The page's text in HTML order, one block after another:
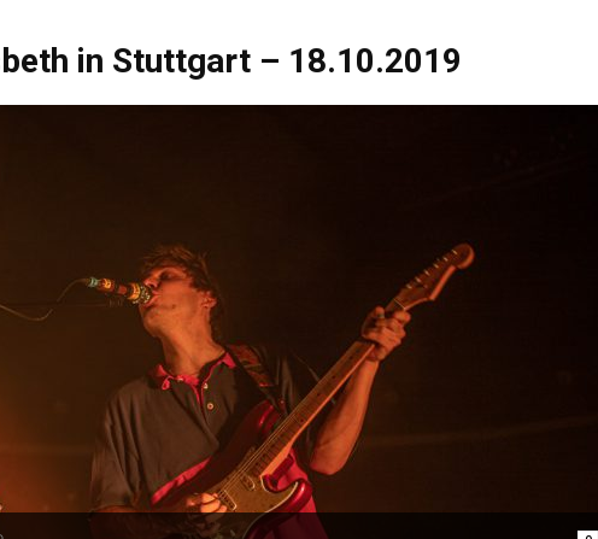
in Stuttgart – 18.10.2019